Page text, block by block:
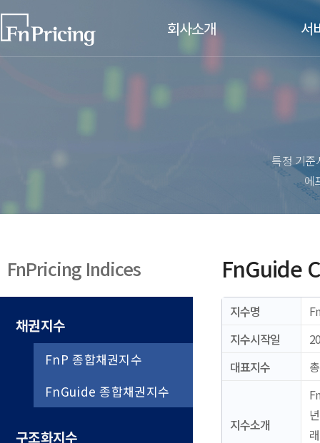
회사소개
비전/CI
서
해외채권
금리연
신용연
대체투자
평가기준
특정 기준
에
FnPricing Indices
채권지수
FnP 종합채권지수
FnGuide 종합채권지수
구조화지수
FnGuide
지수명
지수시작일
대표지수
지수소개